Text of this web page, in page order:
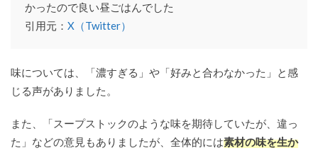
かったので良い昼ごはんでした
引用元： X（Twitter）
味については、「濃すぎる」や「好みと合わなかった」と感
じる声がありました。
また、「スープストックのような味を期待していたが、違っ
た」などの意見もありましたが、全体的には素材の味を生か